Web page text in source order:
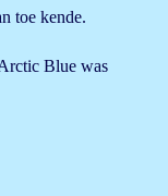
toe kende.
Blue was